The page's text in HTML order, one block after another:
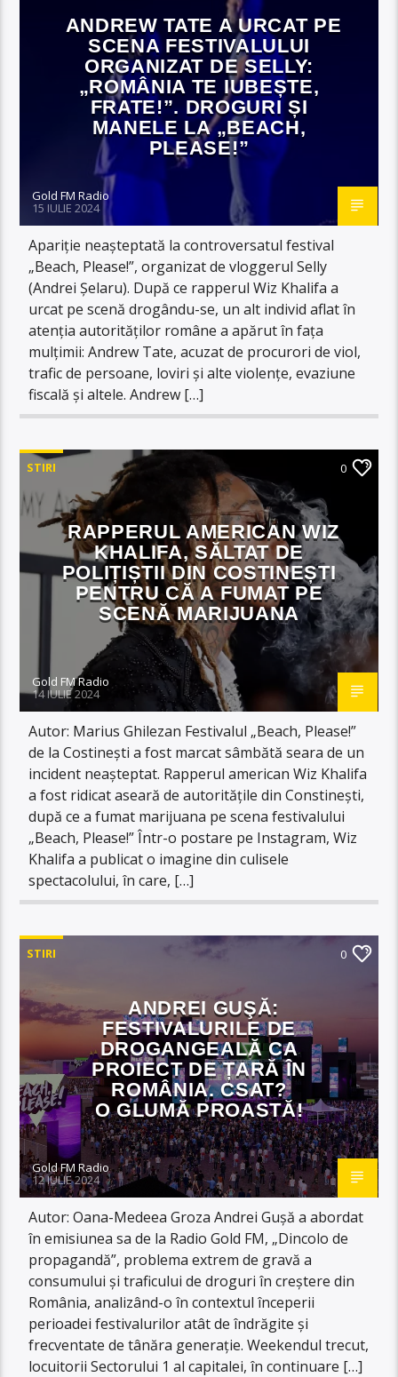
ANDREW TATE A URCAT PE
SCENA FESTIVALULUI
ORGANIZAT DE SELLY:
„ROMÂNIA TE IUBEȘTE,
FRATE!”. DROGURI ȘI
MANELE LA „BEACH,
PLEASE!”
Gold FM Radio
15 IULIE 2024
Apariție neașteptată la controversatul festival
„Beach, Please!”, organizat de vloggerul Selly
(Andrei Șelaru). După ce rapperul Wiz Khalifa a
urcat pe scenă drogându-se, un alt individ aflat în
atenția autorităților române a apărut în fața
mulțimii: Andrew Tate, acuzat de procurori de viol,
trafic de persoane, loviri și alte violențe, evaziune
fiscală și altele. Andrew […]
STIRI 0
RAPPERUL AMERICAN WIZ
KHALIFA, SĂLTAT DE
POLIȚIȘTII DIN COSTINEȘTI
PENTRU CĂ A FUMAT PE
SCENĂ MARIJUANA
Gold FM Radio
14 IULIE 2024
Autor: Marius Ghilezan Festivalul „Beach, Please!”
de la Costinești a fost marcat sâmbătă seara de un
incident neașteptat. Rapperul american Wiz Khalifa
a fost ridicat aseară de autoritățile din Constinești,
după ce a fumat marijuana pe scena festivalului
„Beach, Please!” Într-o postare pe Instagram, Wiz
Khalifa a publicat o imagine din culisele
spectacolului, în care, […]
STIRI 0
ANDREI GUŞĂ:
FESTIVALURILE DE
DROGANGEALĂ CA
PROIECT DE ȚARĂ ÎN
ROMÂNIA. CSAT?
O GLUMĂ PROASTĂ!
Gold FM Radio
12 IULIE 2024
Autor: Oana-Medeea Groza Andrei Gușă a abordat
în emisiunea sa de la Radio Gold FM, „Dincolo de
propagandă”, problema extrem de gravă a
consumului și traficului de droguri în creștere din
România, analizând-o în contextul începerii
perioadei festivalurilor atât de îndrăgite și
frecventate de tânăra generație. Weekendul trecut,
locuitorii Sectorului 1 al capitalei, în continuare […]